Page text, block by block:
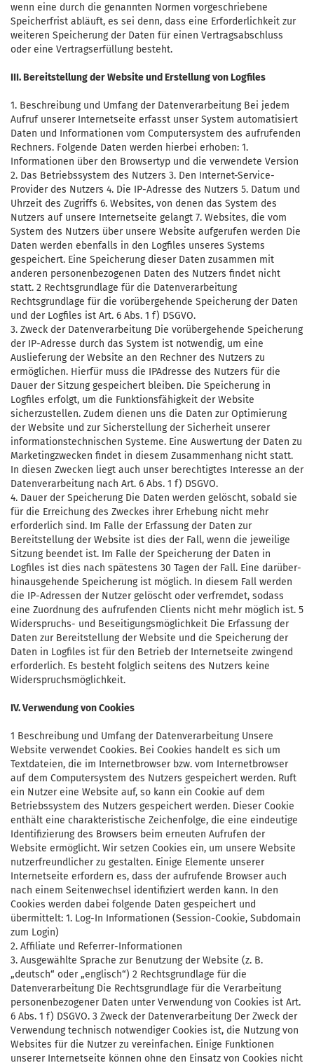
wenn eine durch die genannten Normen vorgeschriebene
Speicherfrist abläuft, es sei denn, dass eine Erforderlichkeit zur
weiteren Speicherung der Daten für einen Vertragsabschluss
oder eine Vertragserfüllung besteht.
III. Bereitstellung der Website und Erstellung von Logfiles
1. Beschreibung und Umfang der Datenverarbeitung Bei jedem
Aufruf unserer Internetseite erfasst unser System automatisiert
Daten und Informationen vom Computersystem des aufrufenden
Rechners. Folgende Daten werden hierbei erhoben: 1.
Informationen über den Browsertyp und die verwendete Version
2. Das Betriebssystem des Nutzers 3. Den Internet-Service-
Provider des Nutzers 4. Die IP-Adresse des Nutzers 5. Datum und
Uhrzeit des Zugriffs 6. Websites, von denen das System des
Nutzers auf unsere Internetseite gelangt 7. Websites, die vom
System des Nutzers über unsere Website aufgerufen werden Die
Daten werden ebenfalls in den Logfiles unseres Systems
gespeichert. Eine Speicherung dieser Daten zusammen mit
anderen personenbezogenen Daten des Nutzers findet nicht
statt. 2 Rechtsgrundlage für die Datenverarbeitung
Rechtsgrundlage für die vorübergehende Speicherung der Daten
und der Logfiles ist Art. 6 Abs. 1 f) DSGVO.
3. Zweck der Datenverarbeitung Die vorübergehende Speicherung
der IP-Adresse durch das System ist notwendig, um eine
Auslieferung der Website an den Rechner des Nutzers zu
ermöglichen. Hierfür muss die IPAdresse des Nutzers für die
Dauer der Sitzung gespeichert bleiben. Die Speicherung in
Logfiles erfolgt, um die Funktionsfähigkeit der Website
sicherzustellen. Zudem dienen uns die Daten zur Optimierung
der Website und zur Sicherstellung der Sicherheit unserer
informationstechnischen Systeme. Eine Auswertung der Daten zu
Marketingzwecken findet in diesem Zusammenhang nicht statt.
In diesen Zwecken liegt auch unser berechtigtes Interesse an der
Datenverarbeitung nach Art. 6 Abs. 1 f) DSGVO.
4. Dauer der Speicherung Die Daten werden gelöscht, sobald sie
für die Erreichung des Zweckes ihrer Erhebung nicht mehr
erforderlich sind. Im Falle der Erfassung der Daten zur
Bereitstellung der Website ist dies der Fall, wenn die jeweilige
Sitzung beendet ist. Im Falle der Speicherung der Daten in
Logfiles ist dies nach spätestens 30 Tagen der Fall. Eine darüber-
hinausgehende Speicherung ist möglich. In diesem Fall werden
die IP-Adressen der Nutzer gelöscht oder verfremdet, sodass
eine Zuordnung des aufrufenden Clients nicht mehr möglich ist. 5
Widerspruchs- und Beseitigungsmöglichkeit Die Erfassung der
Daten zur Bereitstellung der Website und die Speicherung der
Daten in Logfiles ist für den Betrieb der Internetseite zwingend
erforderlich. Es besteht folglich seitens des Nutzers keine
Widerspruchsmöglichkeit.
IV. Verwendung von Cookies
1 Beschreibung und Umfang der Datenverarbeitung Unsere
Website verwendet Cookies. Bei Cookies handelt es sich um
Textdateien, die im Internetbrowser bzw. vom Internetbrowser
auf dem Computersystem des Nutzers gespeichert werden. Ruft
ein Nutzer eine Website auf, so kann ein Cookie auf dem
Betriebssystem des Nutzers gespeichert werden. Dieser Cookie
enthält eine charakteristische Zeichenfolge, die eine eindeutige
Identifizierung des Browsers beim erneuten Aufrufen der
Website ermöglicht. Wir setzen Cookies ein, um unsere Website
nutzerfreundlicher zu gestalten. Einige Elemente unserer
Internetseite erfordern es, dass der aufrufende Browser auch
nach einem Seitenwechsel identifiziert werden kann. In den
Cookies werden dabei folgende Daten gespeichert und
übermittelt: 1. Log-In Informationen (Session-Cookie, Subdomain
zum Login)
2. Affiliate und Referrer-Informationen
3. Ausgewählte Sprache zur Benutzung der Website (z. B.
„deutsch“ oder „englisch“) 2 Rechtsgrundlage für die
Datenverarbeitung Die Rechtsgrundlage für die Verarbeitung
personenbezogener Daten unter Verwendung von Cookies ist Art.
6 Abs. 1 f) DSGVO. 3 Zweck der Datenverarbeitung Der Zweck der
Verwendung technisch notwendiger Cookies ist, die Nutzung von
Websites für die Nutzer zu vereinfachen. Einige Funktionen
unserer Internetseite können ohne den Einsatz von Cookies nicht